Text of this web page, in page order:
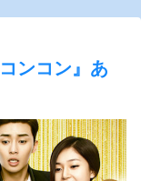
ンコン』あ